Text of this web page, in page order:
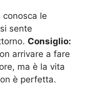
conosca le
sente
Consiglio:
arrivare a fare
ma è la vita
è perfetta.